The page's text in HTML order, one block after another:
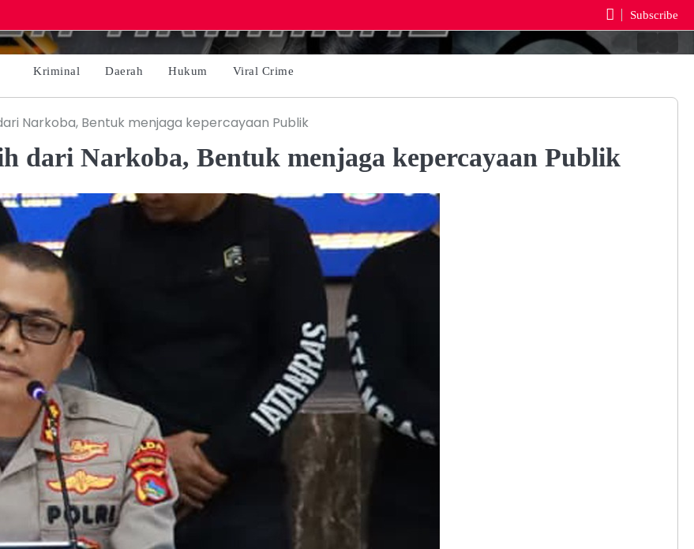
Subscribe
Kriminal Daerah Hukum Viral Crime
Narkoba, Bentuk menjaga kepercayaan Publik
dari Narkoba, Bentuk menjaga kepercayaan Publik